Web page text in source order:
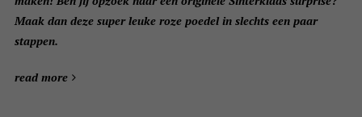
Maak dan deze super leuke roze poedel in slechts een paar
stappen.
read more